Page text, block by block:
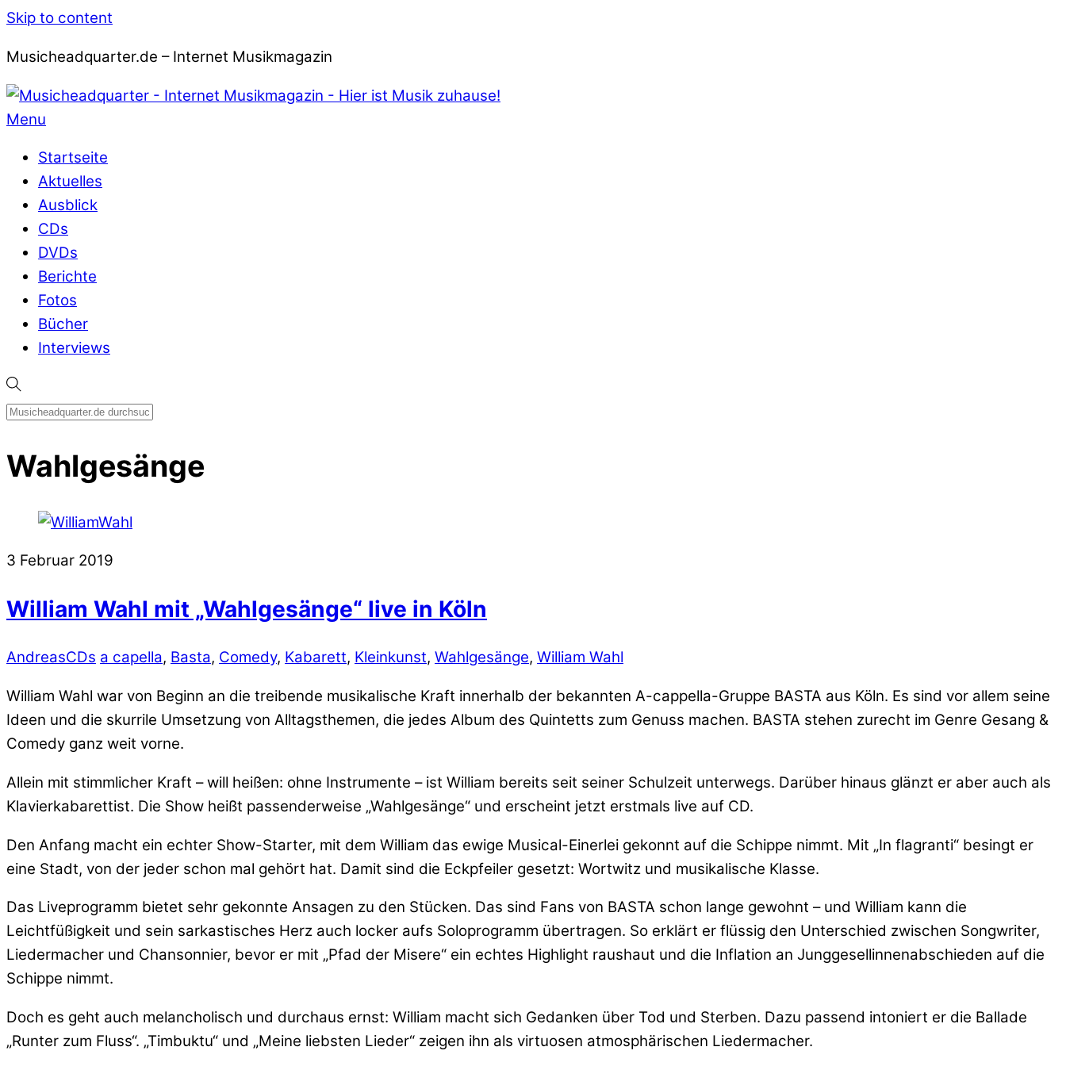
Skip to content
Musicheadquarter.de – Internet Musikmagazin
Menu
Startseite
Aktuelles
Ausblick
CDs
DVDs
Berichte
Fotos
Bücher
Interviews
Wahlgesänge
3 Februar 2019
William Wahl mit „Wahlgesänge“ live in Köln
AndreasCDs a capella, Basta, Comedy, Kabarett, Kleinkunst, Wahlgesänge, William Wahl
William Wahl war von Beginn an die treibende musikalische Kraft innerhalb der bekannten A-cappella-Gruppe BASTA aus Köln. Es sind vor allem seine
Ideen und die skurrile Umsetzung von Alltagsthemen, die jedes Album des Quintetts zum Genuss machen. BASTA stehen zurecht im Genre Gesang &
Comedy ganz weit vorne.
Allein mit stimmlicher Kraft – will heißen: ohne Instrumente – ist William bereits seit seiner Schulzeit unterwegs. Darüber hinaus glänzt er aber auch als
Klavierkabarettist. Die Show heißt passenderweise „Wahlgesänge“ und erscheint jetzt erstmals live auf CD.
Den Anfang macht ein echter Show-Starter, mit dem William das ewige Musical-Einerlei gekonnt auf die Schippe nimmt. Mit „In flagranti“ besingt er
eine Stadt, von der jeder schon mal gehört hat. Damit sind die Eckpfeiler gesetzt: Wortwitz und musikalische Klasse.
Das Liveprogramm bietet sehr gekonnte Ansagen zu den Stücken. Das sind Fans von BASTA schon lange gewohnt – und William kann die
Leichtfüßigkeit und sein sarkastisches Herz auch locker aufs Soloprogramm übertragen. So erklärt er flüssig den Unterschied zwischen Songwriter,
Liedermacher und Chansonnier, bevor er mit „Pfad der Misere“ ein echtes Highlight raushaut und die Inflation an Junggesellinnenabschieden auf die
Schippe nimmt.
Doch es geht auch melancholisch und durchaus ernst: William macht sich Gedanken über Tod und Sterben. Dazu passend intoniert er die Ballade
„Runter zum Fluss“. „Timbuktu“ und „Meine liebsten Lieder“ zeigen ihn als virtuosen atmosphärischen Liedermacher.